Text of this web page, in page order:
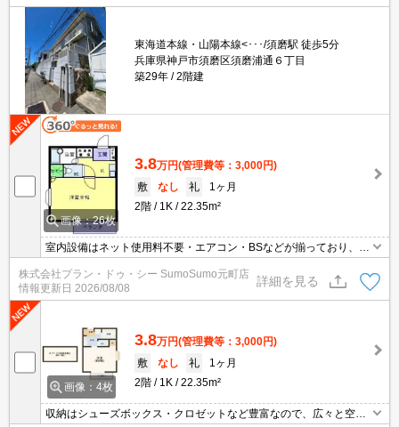
東海道本線・山陽本線<･･･/須磨駅 徒歩5分
兵庫県神戸市須磨区須磨浦通６丁目
築29年
2階建
画像：26枚
3.8万円(管理費等：3,000円)
敷
なし 礼
1ヶ月
2階
1K 22.35m²
室内設備はネット使用料不要・エアコン・BSなどが揃っており、と
の顔を確認することができるので防犯対策につながります。共用部
には宅配ボックスを設置しているため、家で何時間も待機する必要
株式会社プラン・ドゥ・シー SumoSumo元町店
情報更新日 2026/08/08
詳細を見る
画像：4枚
3.8万円(管理費等：3,000円)
敷
なし 礼
1ヶ月
2階
1K 22.35m²
収納はシューズボックス・クロゼットなど豊富なので、広々と空間